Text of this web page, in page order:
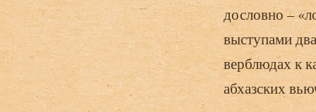
дословно –
выступами
верблюдах к
абхазских